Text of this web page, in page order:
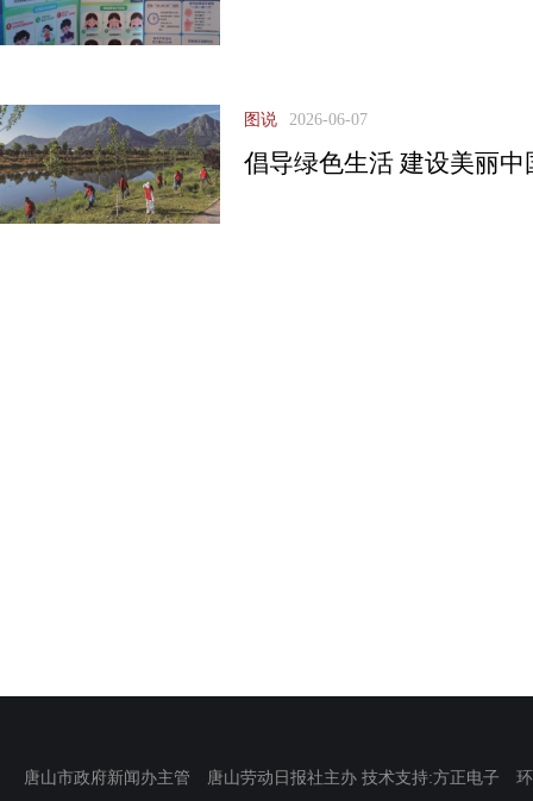
图说 2026-06-07
倡导绿色生活 建设美丽中
唐山市政府新闻办主管 唐山劳动日报社主办 技术支持:方正电子